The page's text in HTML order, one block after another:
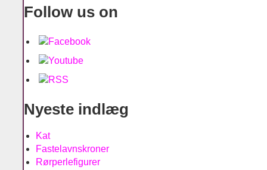
Follow us on
Nyeste indlæg
Kat
Fastelavnskroner
Rørperlefigurer